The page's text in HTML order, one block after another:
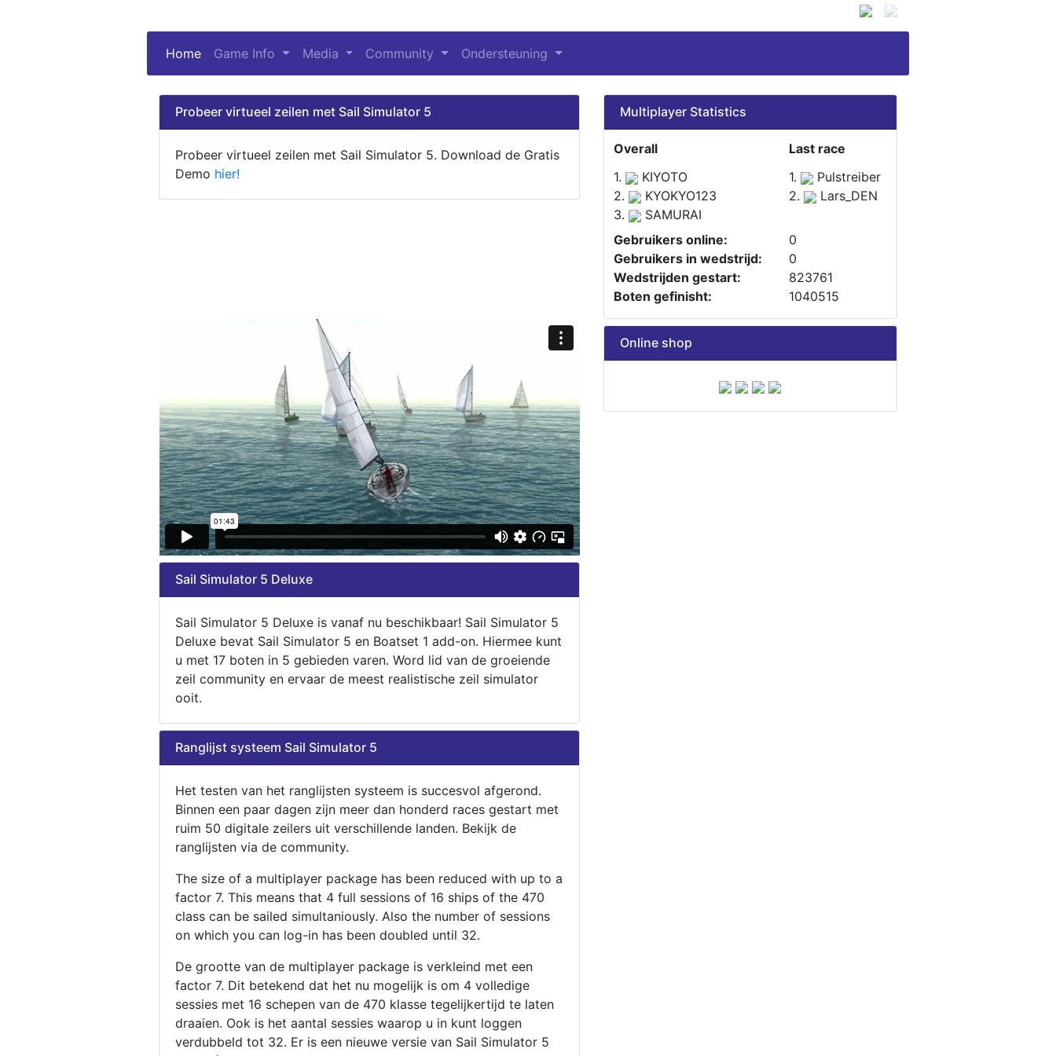
Home (current)
Game Info Media Community Ondersteuning
Probeer virtueel zeilen met Sail Simulator 5
Probeer virtueel zeilen met Sail Simulator 5. Download de Gratis
Demo hier!
Multiplayer Statistics
Overall
Last race
1.
KIYOTO 1.
Pulstreiber
2.
KYOKYO123 2.
Lars_DEN
3.
SAMURAI
Gebruikers online:
0
Gebruikers in wedstrijd:
0
Wedstrijden gestart:
823761
Boten gefinisht:
1040515
Sail Simulator 5 Deluxe
Sail Simulator 5 Deluxe is vanaf nu beschikbaar! Sail Simulator 5
Deluxe bevat Sail Simulator 5 en Boatset 1 add-on. Hiermee kunt
u met 17 boten in 5 gebieden varen. Word lid van de groeiende
zeil community en ervaar de meest realistische zeil simulator
ooit.
Ranglijst systeem Sail Simulator 5
Het testen van het ranglijsten systeem is succesvol afgerond.
Binnen een paar dagen zijn meer dan honderd races gestart met
ruim 50 digitale zeilers uit verschillende landen. Bekijk de
ranglijsten via de community.
The size of a multiplayer package has been reduced with up to a
factor 7. This means that 4 full sessions of 16 ships of the 470
class can be sailed simultaniously. Also the number of sessions
on which you can log-in has been doubled until 32.
De grootte van de multiplayer package is verkleind met een
factor 7. Dit betekend dat het nu mogelijk is om 4 volledige
sessies met 16 schepen van de 470 klasse tegelijkertijd te laten
draaien. Ook is het aantal sessies waarop u in kunt loggen
verdubbeld tot 32. Er is een nieuwe versie van Sail Simulator 5
Online shop